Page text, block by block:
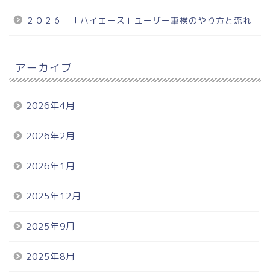
２０２６ 「ハイエース」ユーザー車検のやり方と流れ
アーカイブ
2026年4月
2026年2月
2026年1月
2025年12月
2025年9月
2025年8月